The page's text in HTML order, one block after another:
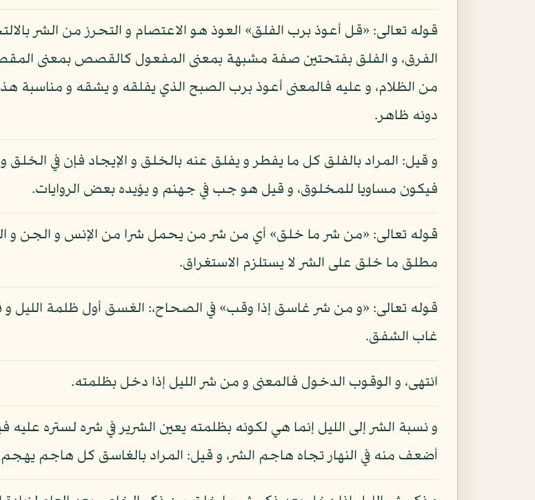
قوله تعالى: «قل أعوذ برب الفلق» العوذ هو الاعتصام و التحرز من الشر
الفرق، و الفلق بفتحتين صفة مشبهة بمعنى المفعول كالقصص بمعنى
من الظلام، و عليه فالمعنى أعوذ برب الصبح الذي يفلقه و يشقه و مناسبة
دونه ظاهر.
و قيل: المراد بالفلق كل ما يفطر و يفلق عنه بالخلق و الإيجاد فإن في الخلق
فيكون مساويا للمخلوق، و قيل هو جب في جهنم و يؤيده بعض الروايات.
قوله تعالى: «من شر ما خلق» أي من شر من يحمل شرا من الإنس و الجن و
مطلق ما خلق على الشر لا يستلزم الاستغراق.
قوله تعالى: «و من شر غاسق إذا وقب» في الصحاح،: الغسق أول ظلمة الليل و
غاب الشفق.
انتهى، و الوقوب الدخول فالمعنى و من شر الليل إذا دخل بظلمته.
و نسبة الشر إلى الليل إنما هي لكونه بظلمته يعين الشرير في شره لستره عليه
أضعف منه في النهار تجاه هاجم الشر، و قيل: المراد بالغاسق كل هاجم يهجم